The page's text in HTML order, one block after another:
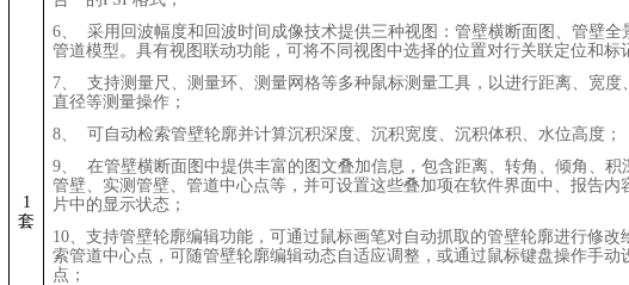
1
套
6、
采用回波幅度和回波时间成像技术提供三种视图：管壁横断面图、管壁全
管道模型。具有视图联动功能，可将不同视图中选择的位置对行关联定位和标
7、
支持测量尺、测量环、测量网格等多种鼠标测量工具，以进行距离、宽度
直径等测量操作；
8、
可自动检索管壁轮廓并计算沉积深度、沉积宽度、沉积体积、水位高度；
9、
在管壁横断面图中提供丰富的图文叠加信息，包含距离、转角、倾角、积
管壁、实测管壁、管道中心点等，并可设置这些叠加项在软件界面中、报告内
片中的显示状态；
10、支持管壁轮廓编辑功能，可通过鼠标画笔对自动抓取的管壁轮廓进行修改
索管道中心点，可随管壁轮廓编辑动态自适应调整，或通过鼠标键盘操作手动
点；